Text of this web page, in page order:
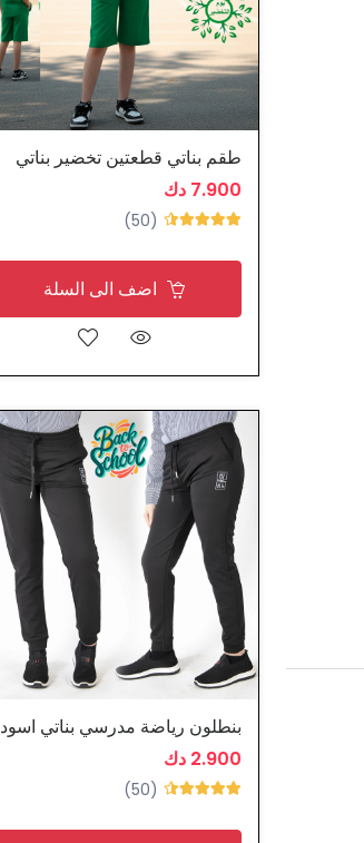
طقم بناتي قطعتين تخضير بناتي
7.900 دك
(50)
اضف الى السلة
بنطلون رياضة مدرسي بناتي اسود
2.900 دك
(50)